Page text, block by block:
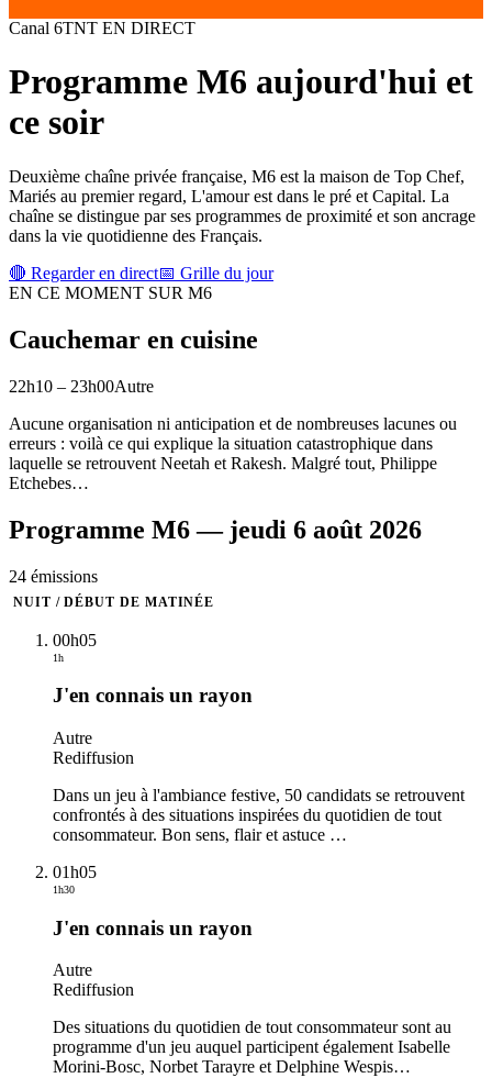
Canal 6TNT EN DIRECT
Programme M6 aujourd'hui et
ce soir
Deuxième chaîne privée française, M6 est la maison de Top Chef,
Mariés au premier regard, L'amour est dans le pré et Capital. La
chaîne se distingue par ses programmes de proximité et son ancrage
dans la vie quotidienne des Français.
🔴 Regarder en direct📅 Grille du jour
EN CE MOMENT SUR M6
Cauchemar en cuisine
22h10 – 23h00Autre
Aucune organisation ni anticipation et de nombreuses lacunes ou
erreurs : voilà ce qui explique la situation catastrophique dans
laquelle se retrouvent Neetah et Rakesh. Malgré tout, Philippe
Etchebes…
Programme M6— jeudi 6 août 2026
24 émissions
NUIT / DÉBUT DE MATINÉE
00h05
1h
J'en connais un rayon
Autre
Rediffusion
Dans un jeu à l'ambiance festive, 50 candidats se retrouvent
confrontés à des situations inspirées du quotidien de tout
consommateur. Bon sens, flair et astuce …
01h05
1h30
J'en connais un rayon
Autre
Rediffusion
Des situations du quotidien de tout consommateur sont au
programme d'un jeu auquel participent également Isabelle
Morini-Bosc, Norbet Tarayre et Delphine Wespis…